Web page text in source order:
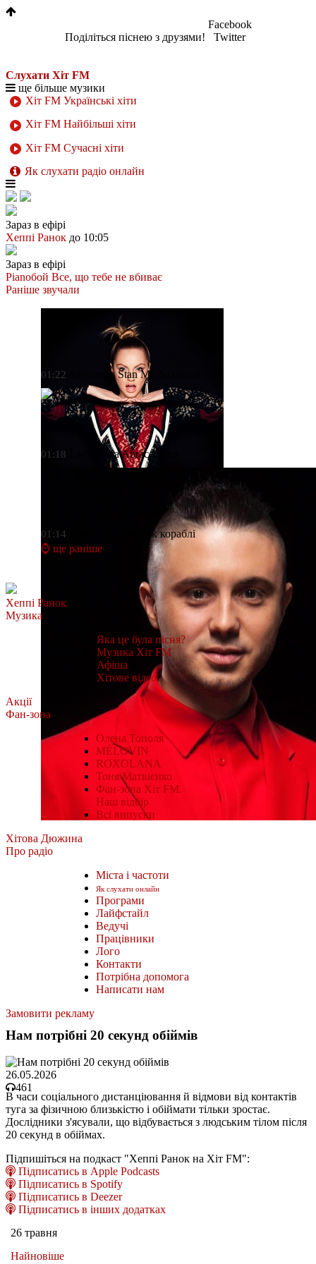
Поділіться піснею з друзями!
Facebook
Twitter
Слухати Хіт FM
ще більше музики
Хіт FM Українські хіти
Хіт FM Найбільші хіти
Хіт FM Сучасні хіти
Як слухати радіо онлайн
Зараз в ефірі
Хеппі Ранок до 10:05
Зараз в ефірі
Pianoбой Все, що тебе не вбиває
Раніше звучали
01:22 Alexandra Stan Mr. Saxobeat
01:18 Lady GagaAbracadabra
01:14
Люди як кораблі
⌚ ще раніше
Хеппі Ранок
Музика
Яка це була пісня?
Музика Хіт FM
Афіша
Хітове відео
Акції
Фан-зона
Олена Тополя
MÉLOVIN
ROXOLANA
Тоня Матвієнко
Фан-зона Хіт FM.
Наш відбір
Всі випуски
Хітова Дюжина
Про радіо
Міста і частоти
Як слухати онлайн
Програми
Лайфстайл
Ведучі
Працівники
Лого
Контакти
Потрібна допомога
Написати нам
Замовити рекламу
Нам потрібні 20 секунд обіймів
26.05.2026
461
В часи соціального дистанціювання й відмови від контактів
туга за фізичною близькістю і обіймати тільки зростає.
Дослідники з'ясували, що відбувається з людським тілом після
20 секунд в обіймах.
Підпишіться на подкаст "Хеппі Ранок на Хіт FM":
Підписатись в Apple Podcasts
Підписатись в Spotify
Підписатись в Deezer
Підписатись в інших додатках
26 травня
Найновіше